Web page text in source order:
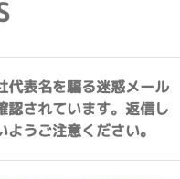
代表名を騙る迷惑メール
認されています。返信し
ようご注意ください。